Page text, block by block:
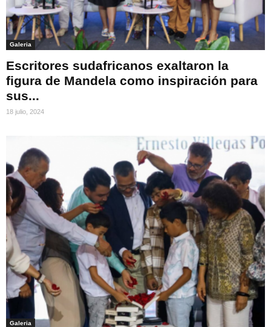
Galeria
Escritores sudafricanos exaltaron la
figura de Mandela como inspiración para
sus...
18 julio, 2024
Galeria